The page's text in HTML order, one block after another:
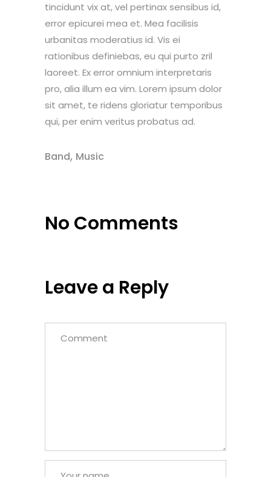
tincidunt vix at, vel pertinax sensibus id,
error epicurei mea et. Mea facilisis
urbanitas moderatius id. Vis ei
rationibus definiebas, eu qui purto zril
laoreet. Ex error omnium interpretaris
pro, alia illum ea vim. Lorem ipsum dolor
sit amet, te ridens gloriatur temporibus
qui, per enim veritus probatus ad.
Band, Music
No Comments
Leave a Reply